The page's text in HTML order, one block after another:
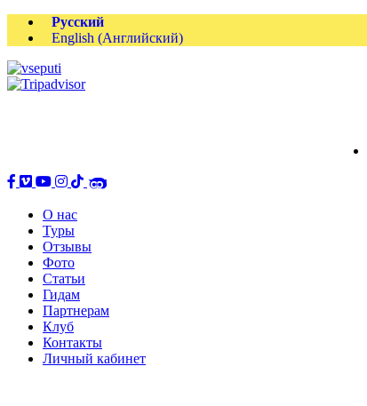
Русский
English (Английский)
О нас
Туры
Отзывы
Фото
Статьи
Гидам
Партнерам
Клуб
Контакты
Личный кабинет